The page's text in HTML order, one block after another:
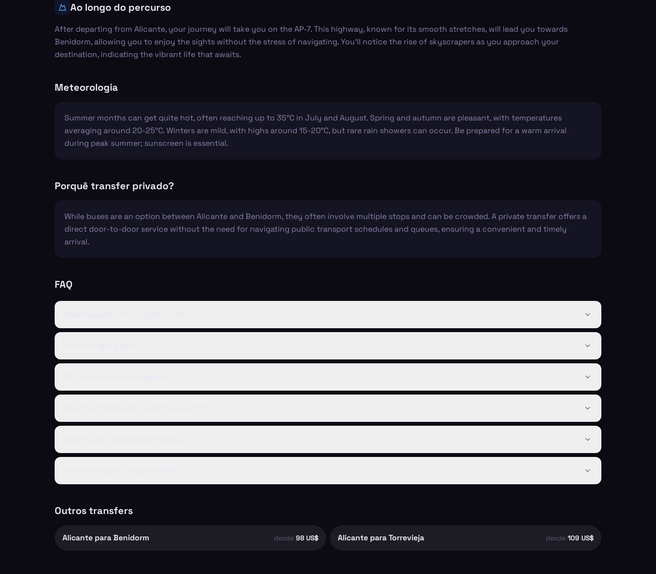
Ao longo do percurso
After departing from Alicante, your journey will take you on the AP-7. This highway, known for its smooth stretches, will lead you towards
Benidorm, allowing you to enjoy the sights without the stress of navigating. You'll notice the rise of skyscrapers as you approach your
destination, indicating the vibrant life that awaits.
Meteorologia
Summer months can get quite hot, often reaching up to 35°C in July and August. Spring and autumn are pleasant, with temperatures
averaging around 20-25°C. Winters are mild, with highs around 15-20°C, but rare rain showers can occur. Be prepared for a warm arrival
during peak summer; sunscreen is essential.
Porquê transfer privado?
While buses are an option between Alicante and Benidorm, they often involve multiple stops and can be crowded. A private transfer offers a
direct door-to-door service without the need for navigating public transport schedules and queues, ensuring a convenient and timely
arrival.
FAQ
Outros transfers
Alicante para Benidorm desde 98 US$ Alicante para Torrevieja desde 109 US$